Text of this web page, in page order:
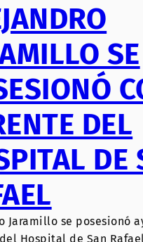
SE
DEL
DE
Jaramillo se posesionó
Hospital de San